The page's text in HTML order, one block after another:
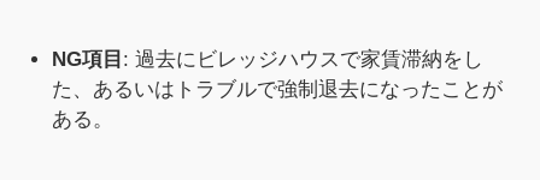
NG項目 : 過去にビレッジハウスで家賃滞納をし
た、あるいはトラブルで強制退去になったことが
ある。